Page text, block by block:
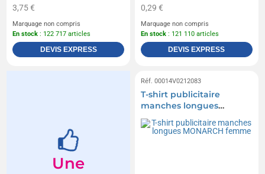
3,75 €
Marquage non compris
En stock : 122 717 articles
DEVIS EXPRESS
0,29 €
Marquage non compris
En stock : 121 110 articles
DEVIS EXPRESS
Une
Réf. 00014V0212083
T-shirt publicitaire
manches longues
MONARCH femme